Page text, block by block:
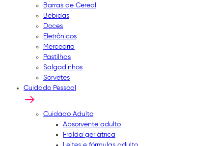
Barras de Cereal
Bebidas
Doces
Eletrônicos
Mercearia
Pastilhas
Salgadinhos
Sorvetes
Cuidado Pessoal
Cuidado Adulto
Absorvente adulto
Fralda geriátrica